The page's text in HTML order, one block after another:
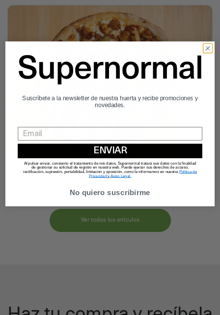
25 de June, 2026
Ver todos los artículos
Suscríbete a la newsletter de nuestra huerta y recibe promociones y
novedades.
ENVIAR
Al pulsar enviar, consiento el tratamiento de mis datos. Supernormal tratará sus datos con la finalidad
de gestionar su solicitud de registro en nuestra web. Puede ejercer sus derechos de acceso,
rectificación, supresión, portabilidad, limitación y oposición, como le informamos en nuestra Política de
Privacidady Aviso Legal.
No quiero suscribirme